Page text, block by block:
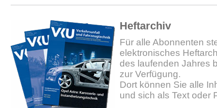
Heftarchiv
Für alle Abonnenten
elektronisches
des laufenden Jahres
zur Verfügung.
Dort können Sie alle
und sich als Text oder